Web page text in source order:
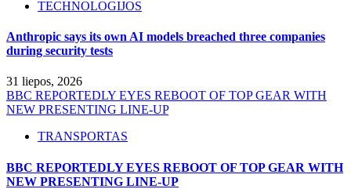
TECHNOLOGIJOS
Anthropic says its own AI models breached three companies
during security tests
31 liepos, 2026
BBC REPORTEDLY EYES REBOOT OF TOP GEAR WITH
NEW PRESENTING LINE-UP
TRANSPORTAS
BBC REPORTEDLY EYES REBOOT OF TOP GEAR WITH
NEW PRESENTING LINE-UP